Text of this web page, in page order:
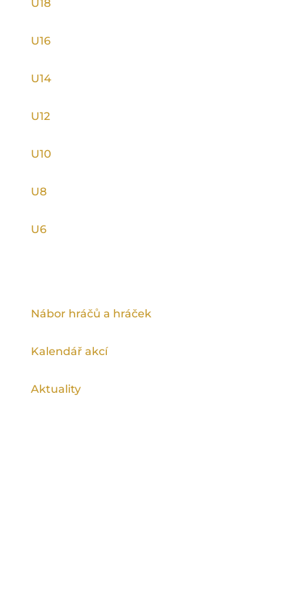
U18
U16
U14
U12
U10
U8
U6
Nábor hráčů a hráček
Kalendář akcí
Aktuality